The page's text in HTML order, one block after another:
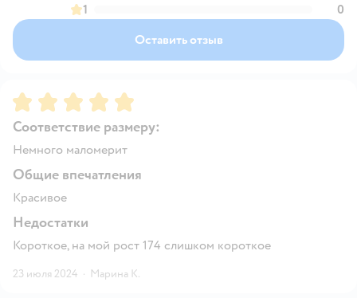
1
0
Оставить отзыв
Рейтинг:5
Соответствие размеру:
Немного маломерит
Общие впечатления
Красивое
Недостатки
Короткое, на мой рост 174 слишком короткое
23 июля 2024 · Марина К.